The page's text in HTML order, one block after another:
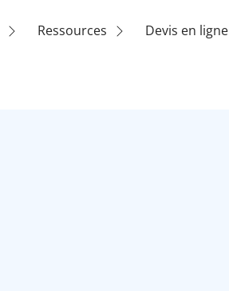
Ressources Devis en ligne